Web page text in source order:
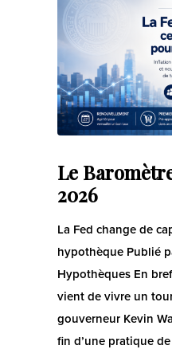
Le
2026
La Fed change de
hypothèque Publié
Hypothèques En
vient de vivre un
gouverneur Kevin
fin d’une pratique